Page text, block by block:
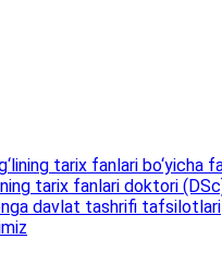
tarix fanlari
tarix fanlari doktori
davlat tashrifi tafsilotlari